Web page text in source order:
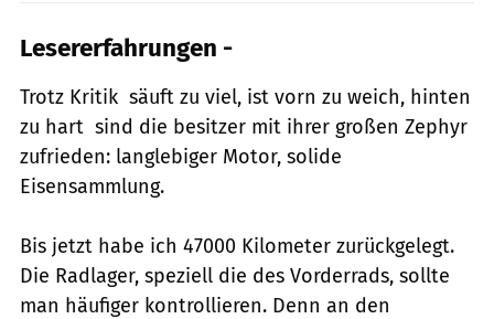
Lesererfahrungen -
Trotz Kritik  säuft zu viel, ist vorn zu weich, hinten
zu hart  sind die besitzer mit ihrer großen Zephyr
zufrieden: langlebiger Motor, solide
Eisensammlung.
Bis jetzt habe ich 47000 Kilometer zurückgelegt.
Die Radlager, speziell die des Vorderrads, sollte
man häufiger kontrollieren. Denn an den